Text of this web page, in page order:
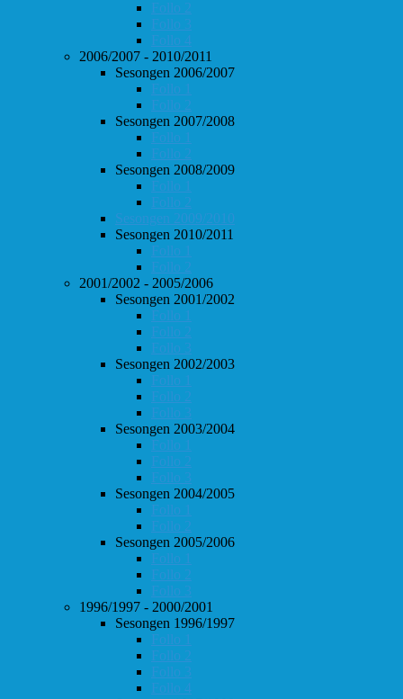
Follo 2
Follo 3
Follo 4
2006/2007 - 2010/2011
Sesongen 2006/2007
Follo 1
Follo 2
Sesongen 2007/2008
Follo 1
Follo 2
Sesongen 2008/2009
Follo 1
Follo 2
Sesongen 2009/2010
Sesongen 2010/2011
Follo 1
Follo 2
2001/2002 - 2005/2006
Sesongen 2001/2002
Follo 1
Follo 2
Follo 3
Sesongen 2002/2003
Follo 1
Follo 2
Follo 3
Sesongen 2003/2004
Follo 1
Follo 2
Follo 3
Sesongen 2004/2005
Follo 1
Follo 2
Sesongen 2005/2006
Follo 1
Follo 2
Follo 3
1996/1997 - 2000/2001
Sesongen 1996/1997
Follo 1
Follo 2
Follo 3
Follo 4